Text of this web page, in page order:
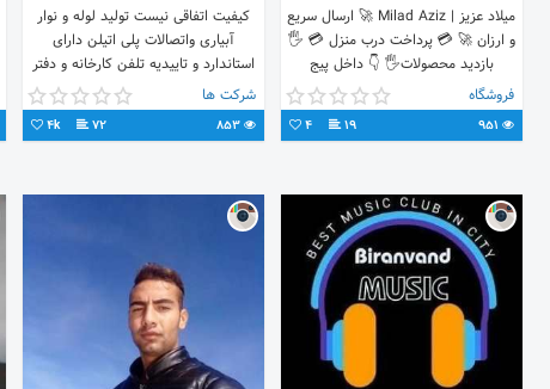
میلاد عزیز | Milad Aziz 🚀 ارسال سریع
و ارزان 🚀 💳 پرداخت درب منزل 💳 🖐
بازدید محصولات🖐 👇 داخل پیج
فروشگاه
19
4
کیفیت اتفاقی نیست تولید لوله و نوار
آبیاری واتصالات پلی اتیلن دارای
استاندارد و تاییدیه تلفن کارخانه و دفتر
فروش 15 الی 03146696314
09130959201 الی 4
شرکت ها
853
72
4k